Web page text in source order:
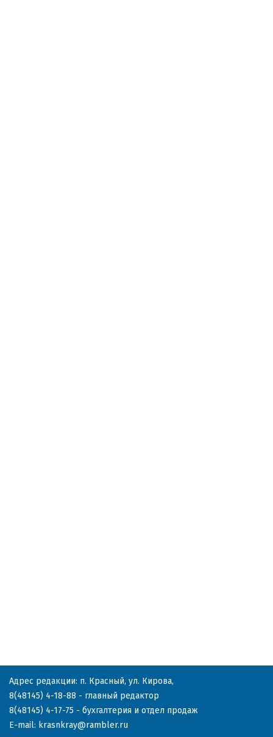
Адрес редакции: п. Красный, ул. Кирова,
8(48145) 4-18-88 - главный редактор
8(48145) 4-17-75 - бухгалтерия и отдел продаж
E-mail: krasnkray@rambler.ru